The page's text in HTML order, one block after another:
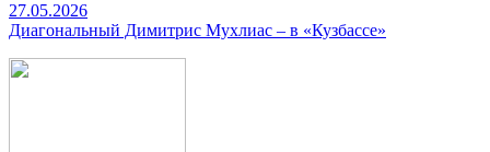
27.05.2026
Диагональный Димитрис Мухлиас – в «Кузбассе»